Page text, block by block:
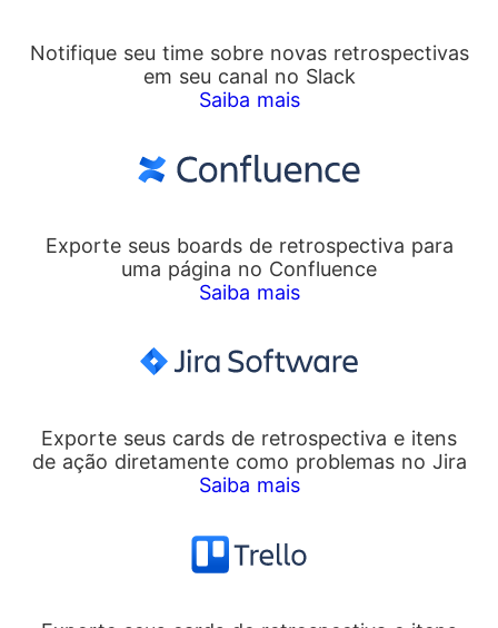
Notifique seu time sobre novas retrospectivas
em seu canal no Slack
Saiba mais
Exporte seus boards de retrospectiva para
uma página no Confluence
Saiba mais
Exporte seus cards de retrospectiva e itens
de ação diretamente como problemas no Jira
Saiba mais